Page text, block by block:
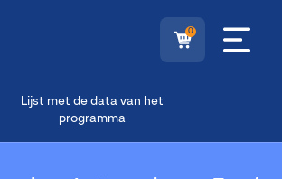
0
Lijst met de data van het
programma